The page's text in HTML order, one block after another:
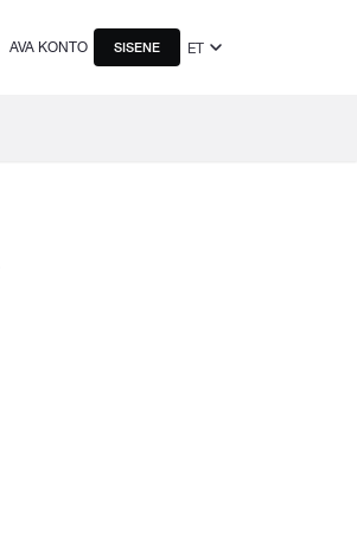
AVA KONTO SISENE ET